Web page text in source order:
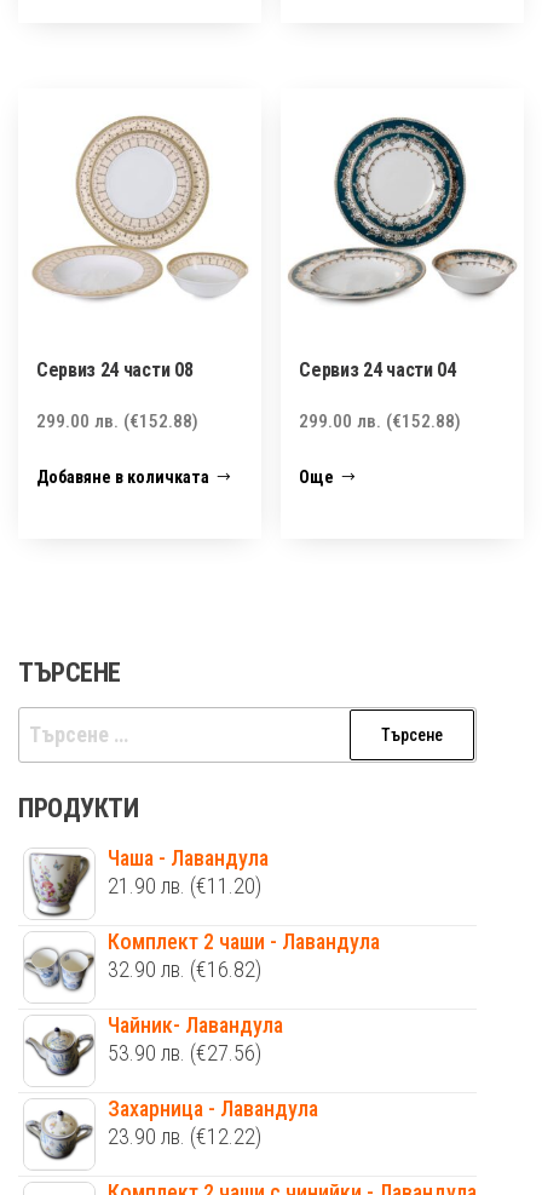
Сервиз 24 части 08
299.00 лв. (€152.88)
Добавяне в количката
Сервиз 24 части 04
299.00лв. (€152.88)
Още
ТЪРСЕНЕ
Търсене
за:
ПРОДУКТИ
Чаша - Лавандула
21.90 лв. (€11.20)
Комплект 2 чаши - Лавандула
32.90 лв. (€16.82)
Чайник- Лавандула
53.90 лв. (€27.56)
Захарница - Лавандула
23.90 лв. (€12.22)